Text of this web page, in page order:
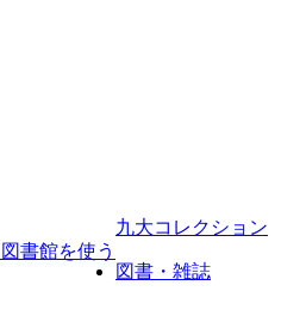
図書館を使う
九大コレクション
図書・雑誌